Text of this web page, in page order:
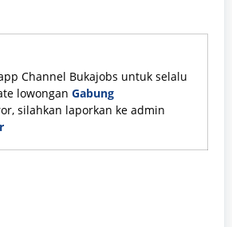
Channel Bukajobs untuk selalu
lowongan Gabung
silahkan laporkan ke admin